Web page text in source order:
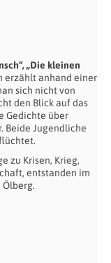
„Die kleinen
erzählt anhand einer
sich nicht von
den Blick auf das
Gedichte über
Beide Jugendliche
zu Krisen, Krieg,
entstanden im